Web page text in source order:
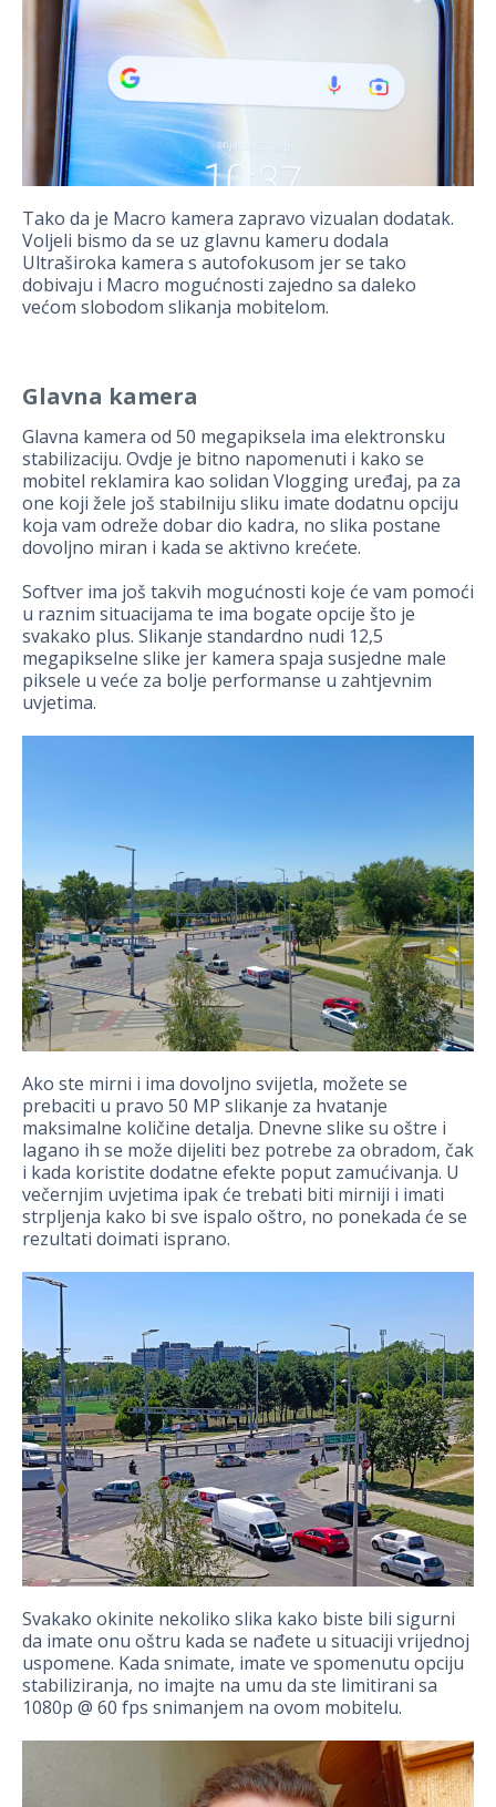
Tako da je Macro kamera zapravo vizualan dodatak.
Voljeli bismo da se uz glavnu kameru dodala
Ultraširoka kamera s autofokusom jer se tako
dobivaju i Macro mogućnosti zajedno sa daleko
većom slobodom slikanja mobitelom.
Glavna kamera
Glavna kamera od 50 megapiksela ima elektronsku
stabilizaciju. Ovdje je bitno napomenuti i kako se
mobitel reklamira kao solidan Vlogging uređaj, pa za
one koji žele još stabilniju sliku imate dodatnu opciju
koja vam odreže dobar dio kadra, no slika postane
dovoljno miran i kada se aktivno krećete.
Softver ima još takvih mogućnosti koje će vam pomoći
u raznim situacijama te ima bogate opcije što je
svakako plus. Slikanje standardno nudi 12,5
megapikselne slike jer kamera spaja susjedne male
piksele u veće za bolje performanse u zahtjevnim
uvjetima.
Ako ste mirni i ima dovoljno svijetla, možete se
prebaciti u pravo 50 MP slikanje za hvatanje
maksimalne količine detalja. Dnevne slike su oštre i
lagano ih se može dijeliti bez potrebe za obradom, čak
i kada koristite dodatne efekte poput zamućivanja. U
večernjim uvjetima ipak će trebati biti mirniji i imati
strpljenja kako bi sve ispalo oštro, no ponekada će se
rezultati doimati isprano.
Svakako okinite nekoliko slika kako biste bili sigurni
da imate onu oštru kada se nađete u situaciji vrijednoj
uspomene. Kada snimate, imate ve spomenutu opciju
stabiliziranja, no imajte na umu da ste limitirani sa
1080p @ 60 fps snimanjem na ovom mobitelu.